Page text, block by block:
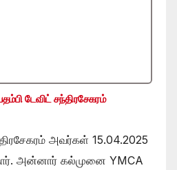
டேவிட் சந்திரசேகரம்
அவர்கள் 15.04.2025
அன்னார் கல்முனை YMCA